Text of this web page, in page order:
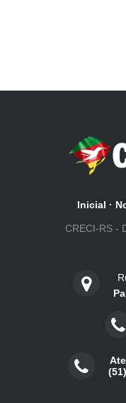
Inicial ·
CRECI-RS -